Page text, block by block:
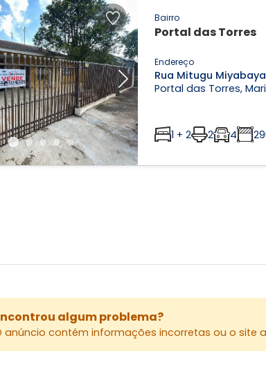
Next
Bairro
Portal das Torres
Endereço
Rua Mitugu
Portal das Torres,
1 + 2 2 4
algum problema?
anúncio contém informações incorretas ou o site